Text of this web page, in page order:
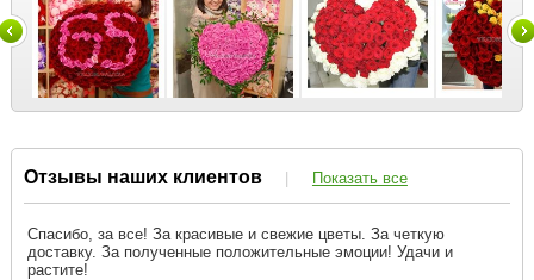
Отзывы наших клиентов | Показать все
Спасибо, за все! За красивые и свежие цветы. За четкую
доставку. За полученные положительные эмоции! Удачи и
растите!